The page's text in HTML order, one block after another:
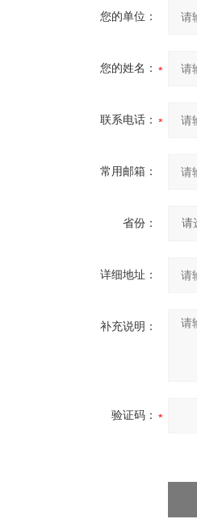
您的单位：
您的姓名：
联系电话：
常用邮箱：
省份：
详细地址：
补充说明：
验证码：